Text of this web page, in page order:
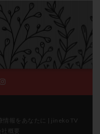
報をあなたに | jineko TV
社概要